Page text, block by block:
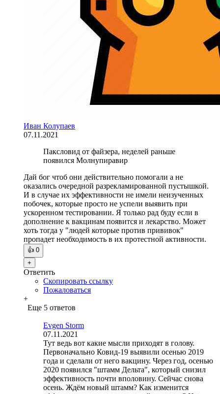
Иван Колупаев
07.11.2021
Паксловид от файзера, неделей раньше
появился Молнупиравир
Дай бог чтоб они действительно помогали а не
оказались очередной разрекламированной пустышкой.
И в случае их эффективности не имели неизученных
побочек, которые просто не успели выявить при
ускоренном тестировании. Я только рад буду если в
дополнение к вакцинам появится и лекарство. Может
хоть тогда у "людей которые против прививок"
пропадет необходимость в их протестной активности.
👍 0
+
Ответить
Скопировать ссылку
Пожаловаться
+
Еще 5 ответов
Evgen Storm
07.11.2021
Тут ведь вот какие мысли приходят в голову.
Первоначально Ковид-19 выявили осенью 2019
года и сделали от него вакцину. Через год, осенью
2020 появился "штамм Дельта", который снизил
эффективность почти вполовину. Сейчас снова
осень. Ждём новый штамм? Как изменится